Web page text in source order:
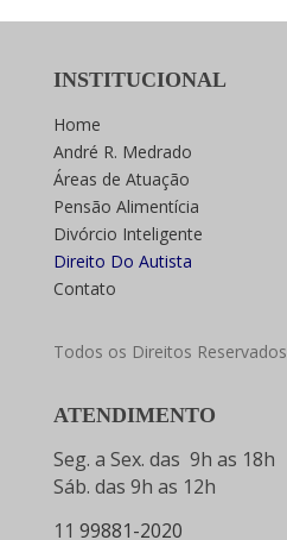
INSTITUCIONAL
Home
André R. Medrado
Áreas de Atuação
Pensão Alimentícia
Divórcio Inteligente
Direito Do Autista
Contato
Todos os Direitos Reservados
ATENDIMENTO
Seg. a Sex. das 9h as 18h
Sáb. das 9h as 12h
11 99881-2020